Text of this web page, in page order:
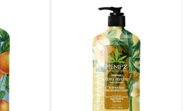
в 2000 году с двух лосьонов для загара, а
SPA-средств для волос, лица и тела.
Hempz – это экологически чистое масло
которые содержат целый спектр полезных
и микроэлементов, необходимых для
марки Hempz содержат уникальные формулы
и глютена, состоят из ингредиентов
100 % веган, имеют биоразлагаемую